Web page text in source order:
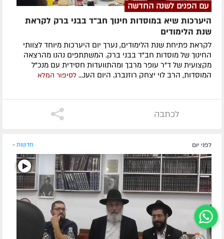
עם הפנים לשנה החדשה
היערכות שיא במוסדות חינוך חב"ד בבני ברק לקראת
שנת הלימודים
לקראת פתיחת שנת הלימודים, נערך יום היערכות מיוחד לצוותי
החינוך של מוסדות חב"ד בבני ברק. המשתתפים נהנו מהרצאה
מקצועית של ד"ר עופר מרבך ומהתוועדות חסידית עם מנכ"ל
המוסדות, הרב לוי יצחק רוזנברג. היום הענ... לסיפור המלא
לכתבה
לפני יום חדשות »